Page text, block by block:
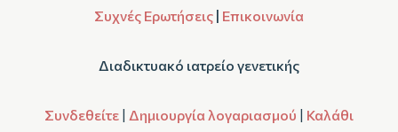
Συχνές Ερωτήσεις | Επικοινωνία
Διαδικτυακό ιατρείο γενετικής
Συνδεθείτε | Δημιουργία λογαριασμού | Καλάθι